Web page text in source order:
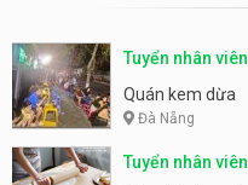
Tuyển nhân
Quán kem dừa
Đà Nẵng
Tuyển nhân